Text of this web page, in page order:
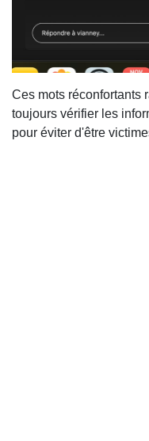
Ces mots réconfortants
toujours vérifier les
pour éviter d'être